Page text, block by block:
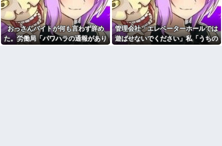
【画像】 北海道、推定300kg
のヒグマ登場ｗｗｗｗｗｗｗｗ
ｗｗｗｗｗｗｗｗｗｗｗｗ
お前ら急げ！怪しい外人みつ
けたら法務省にタレコミしてみ
ろ！意外と仕事するぞ？
浮気相手との性行為時間→3時
間、嫁との性行為時間→15分
wwwwwwwww
母の一軒家借りて一人暮らし
してた頃。友人連れて帰宅した
ら、知らない女性が風呂に入っ
おっさんバイトが何も言わず辞め
た。労働局「パワハラの通報があり
管理会社「エレベーターホールでは
遊ばせないでください」私「うちの